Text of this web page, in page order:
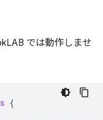
では動作しませ
{